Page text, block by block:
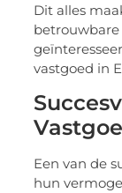
Dit alles
vastgoed in
Een van de
hun